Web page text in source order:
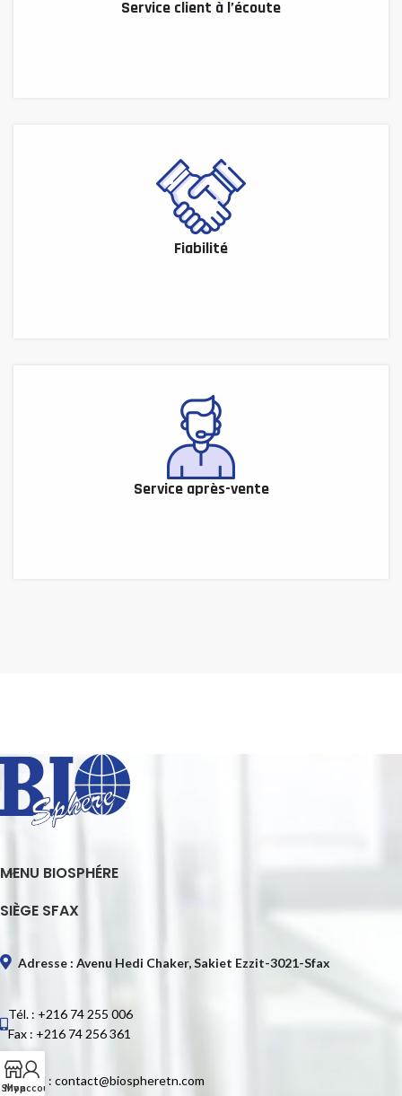
Service client à l’écoute
Fiabilité
Service après-vente
MENU BIOSPHÉRE
SIÈGE SFAX
Adresse : Avenu Hedi Chaker, Sakiet Ezzit-3021-Sfax
Tél. : +216 74 255 006
Fax : +216 74 256 361
E-mail : contact@biospheretn.com
Shop
My account